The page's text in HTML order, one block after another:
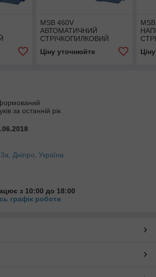
MSB 460V
АВТОМАТИЧНИЙ
СТРІЧКОПИЛКОВИЙ
ТИПУ Bernardo
Ціну уточнюйте
за останній рік
Дніпро, Україна
з 10:00 до 18:00
графік роботи